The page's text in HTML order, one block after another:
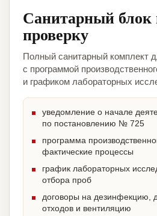
Санитарный блок
проверку
Полный санитарный комплект
с программой
и графиком лабораторных
уведомление о начале
по постановлению № 725
программа
фактические процессы
график лабораторных
отбора проб
договоры на дезинфекцию,
отходов и вентиляцию